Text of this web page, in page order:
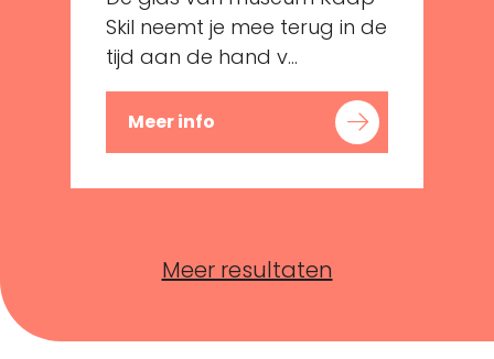
Skil neemt je mee terug in de
tijd aan de hand v...
Meer info
Meer resultaten